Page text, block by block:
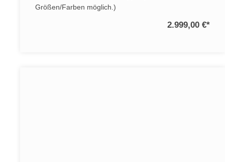
Größen/Farben möglich.)
2.999,00 €*